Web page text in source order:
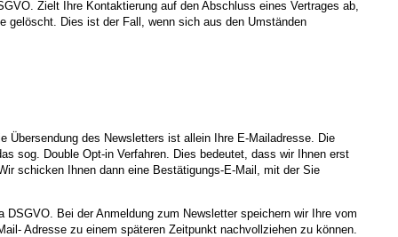
Zielt Ihre Kontaktierung auf den Abschluss eines Vertrages ab,
gelöscht. Dies ist der Fall, wenn sich aus den Umständen
Übersendung des Newsletters ist allein Ihre E-Mailadresse. Die
sog. Double Opt-in Verfahren. Dies bedeutet, dass wir Ihnen erst
schicken Ihnen dann eine Bestätigungs-E-Mail, mit der Sie
Bei der Anmeldung zum Newsletter speichern wir Ihre vom
Adresse zu einem späteren Zeitpunkt nachvollziehen zu können.